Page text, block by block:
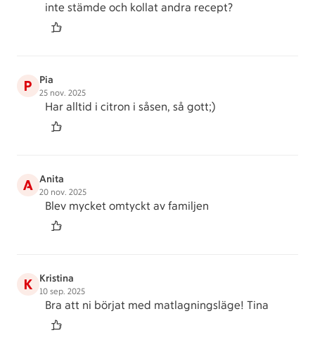
inte stämde och kollat andra recept?
P Pia
25 nov. 2025
Har alltid i citron i såsen, så gott;)
A Anita
20 nov. 2025
Blev mycket omtyckt av familjen
K Kristina
10 sep. 2025
Bra att ni börjat med matlagningsläge! Tina